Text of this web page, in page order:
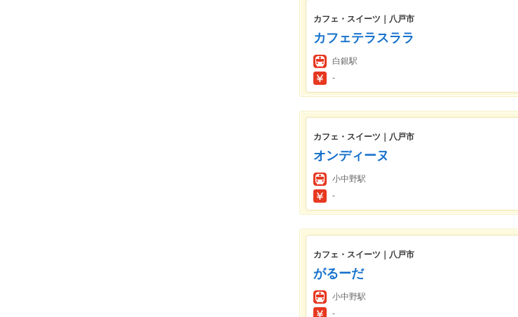
カフェ・スイーツ｜八戸市
カフェテラスララ
白銀駅
-
カフェ・スイーツ｜八戸市
オンディーヌ
小中野駅
-
カフェ・スイーツ｜八戸市
がるーだ
小中野駅
-